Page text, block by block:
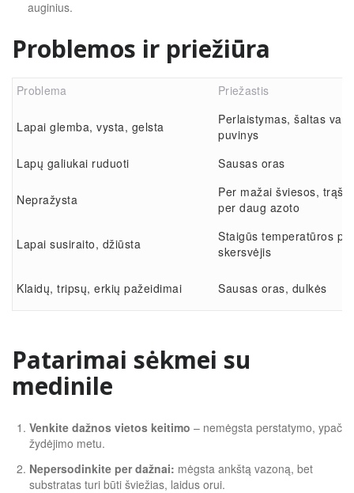
auginius.
Problemos ir priežiūra
Problema Priežastis
Lapai glemba, vysta, gelsta
Perlaistymas, šaltas
puvinys
Lapų galiukai ruduoti
Sausas oras
Nepražysta
Per mažai šviesos, trąšų
per daug azoto
Lapai susiraito, džiūsta
Staigūs temperatūros
skersvėjis
Klaidų, tripsų, erkių pažeidimai Sausas oras, dulkės
Patarimai sėkmei su
medinile
Venkite dažnos vietos keitimo – nemėgsta perstatymo, ypač
žydėjimo metu.
Nepersodinkite per dažnai: mėgsta ankštą vazoną, bet
substratas turi būti šviežias, laidus orui.